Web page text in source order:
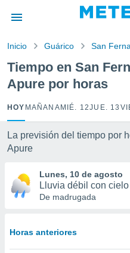
ha
por
para
que se
calidad.
a este
las
y
forma
Inicio Guárico San
Tiempo en San
Apure por horas
HOY MAÑANA MIÉ. 12JUE. 13
La previsión del tiempo por
Apure
Lunes, 10 de agosto
Lluvia débil con
De madrugada
Horas anteriores